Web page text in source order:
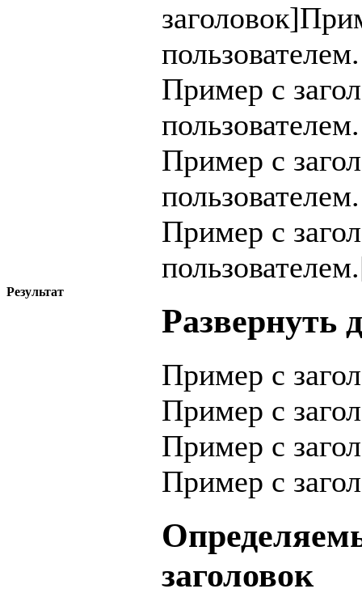
пользователем.
Пример с
пользователем.
Пример с
пользователем.
Пример с
Результат
Развернуть
Пример с
Пример с
Пример с
Пример с
заголовок